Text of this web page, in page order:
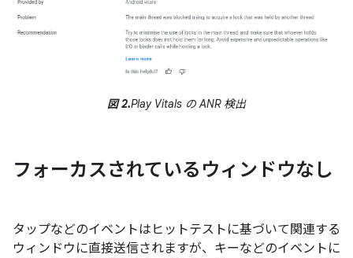
図 2.Play Vitals の ANR 検出
フォーカスされているウィンドウなし
タップなどのイベントはヒットテストに基づいて関連する
ウィンドウに直接送信されますが、キーなどのイベントに